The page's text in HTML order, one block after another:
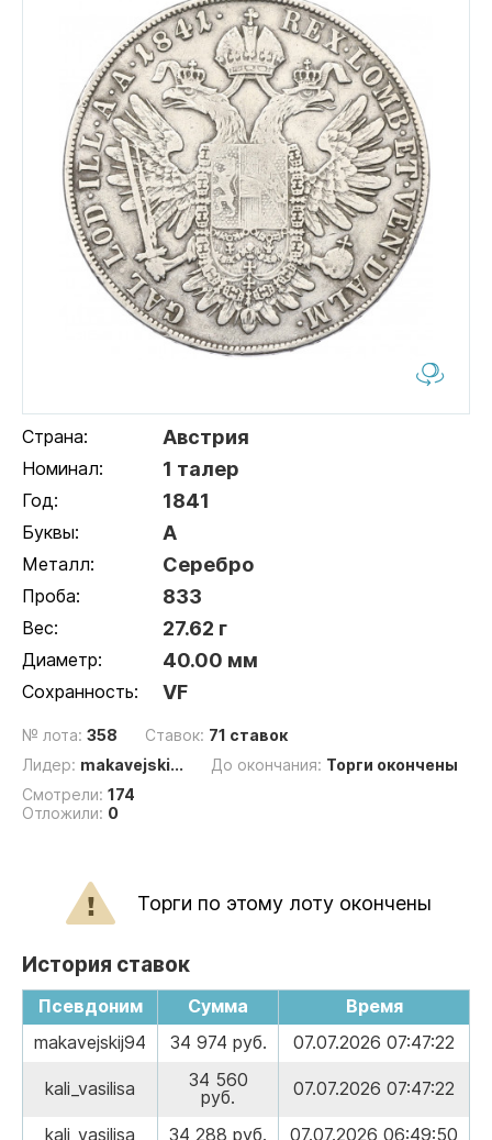
Страна: Австрия
Номинал: 1 талер
Год: 1841
Буквы: A
Металл: Серебро
Проба: 833
Вес: 27.62 г
Диаметр: 40.00 мм
Сохранность: VF
№ лота: 358 Ставок: 71 ставок
Лидер: makavejski... До окончания: Торги окончены
Смотрели: 174
Отложили: 0
Торги по этому лоту окончены
История ставок
Псевдоним Сумма
Время
makavejskij94
34 974 руб. 07.07.2026 07:47:22
kali_vasilisa
34 560
руб.
07.07.2026 07:47:22
kali_vasilisa 34 288 руб.
07.07.2026 06:49:50